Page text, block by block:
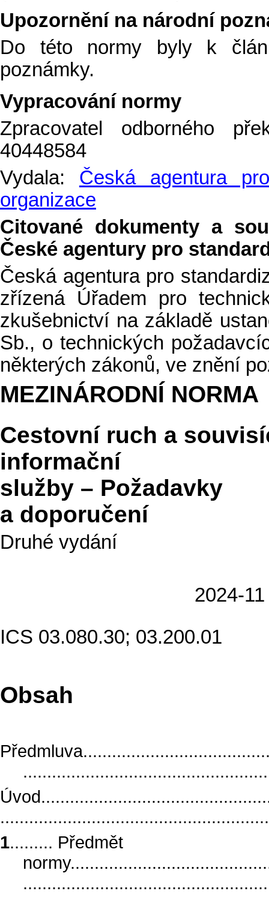
Upozornění na národní
Do této normy byly k
poznámky.
Vypracování normy
Zpracovatel odborného
40448584
Vydala: Česká agentura
organizace
Citované dokumenty a
České agentury pro
Česká agentura pro
zřízená Úřadem pro
zkušebnictví na základě
Sb., o technických
některých zákonů, ve znění
MEZINÁRODNÍ NORMA
Cestovní ruch a
informační
služby – Požadavky
a doporučení
Druhé vydání
2024-11
ICS 03.080.30; 03.200.01
Obsah
1......... Předmět